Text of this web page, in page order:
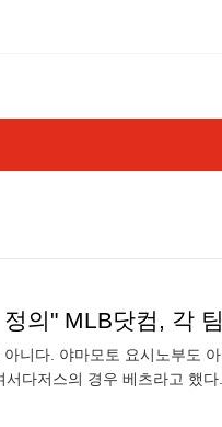
니다. 야마모토 요시노부도
다저스의 경우 베츠라고 했다